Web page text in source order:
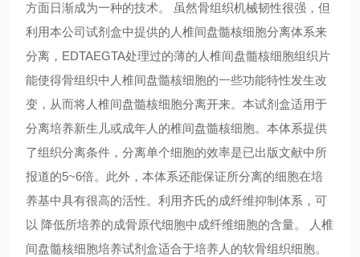
方面日渐成为一种的技术。 虽然骨组织机械韧性很强，但
利用本公司试剂盒中提供的人椎间盘髓核细胞分离体系来
分离，EDTAEGTA处理过的薄的人椎间盘髓核细胞组织片
能使得骨组织中人椎间盘髓核细胞的一些功能特性发生改
变，从而将人椎间盘髓核细胞分离开来。本试剂盒适用于
分离培养新生儿或成年人的椎间盘髓核细胞。本体系提供
了组织分离条件，分离单个细胞的效率是已出版文献中所
报道的5~6倍。此外，本体系还能保证所分离的细胞在培
养基中具有很高的活性。利用齐氏的成纤维抑制体系，可
以 降低所培养的成骨原代细胞中成纤维细胞的含量。 人椎
间盘髓核细胞培养试剂盒适合于培养人的软骨组织细胞。